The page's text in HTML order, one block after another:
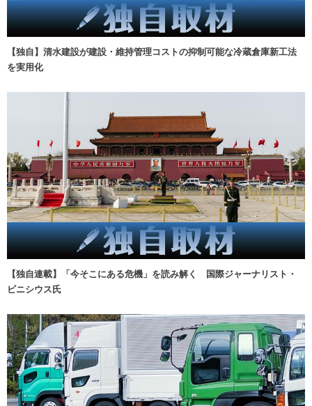
【独自】清水建設が建設・維持管理コストの抑制可能な冷蔵倉庫新工法
を実用化
【独自連載】「今そこにある危機」を読み解く 国際ジャーナリスト・
ビニシウス氏